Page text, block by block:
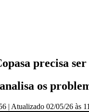
precisa
os
| Atualizado 02/05/26 às